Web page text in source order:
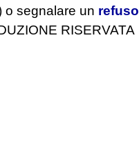
o segnalare un refuso
RISERVATA